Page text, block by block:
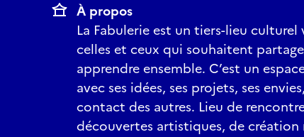
À propos
La Fabulerie est un tiers-lieu
celles et ceux qui souhaitent
apprendre ensemble. C’est un
avec ses idées, ses projets, ses
contact des autres. Lieu de
découvertes artistiques, de création